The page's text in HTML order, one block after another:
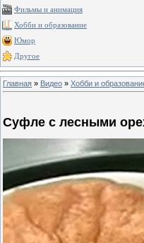
Фильмы и анимация
Хобби и образование
Юмор
Другое
Главная » Видео » Хобби и
Суфле с лесными